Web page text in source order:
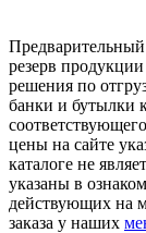
резерв
решения по
банки и бутылки
цены на сайте
каталоге не
указаны в
действующих на
заказа у наших